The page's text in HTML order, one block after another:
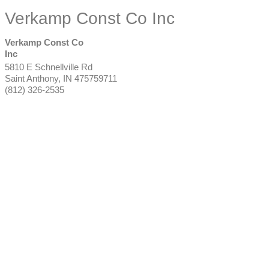
Verkamp Const Co Inc
Verkamp Const Co
Inc
5810 E Schnellville Rd
Saint Anthony, IN 475759711
(812) 326-2535